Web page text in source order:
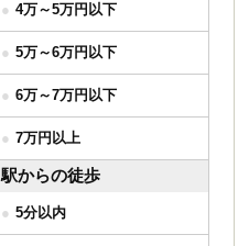
4万～5万円以下
5万～6万円以下
6万～7万円以下
7万円以上
駅からの徒歩
5分以内